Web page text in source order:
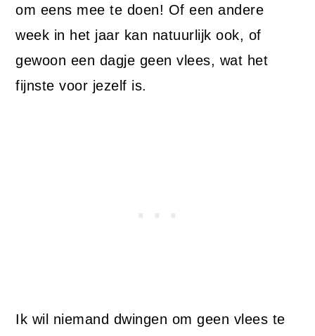
om eens mee te doen! Of een andere
week in het jaar kan natuurlijk ook, of
gewoon een dagje geen vlees, wat het
fijnste voor jezelf is.
Ik wil niemand dwingen om geen vlees te